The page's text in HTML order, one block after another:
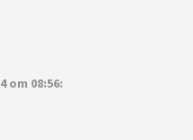
om 08:56: